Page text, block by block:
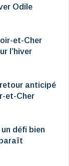
Odile
et-Cher
l’hiver
anticipé
et-Cher
défi bien
paraît